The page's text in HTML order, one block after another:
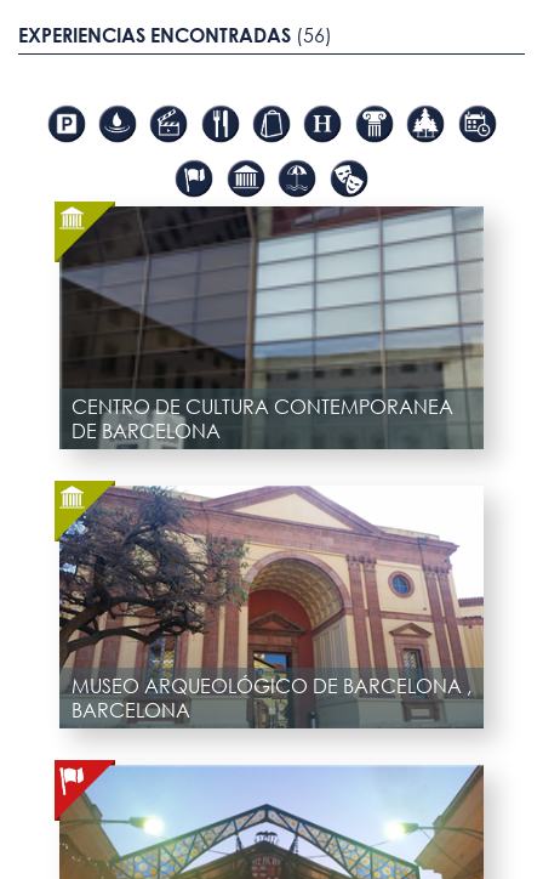
EXPERIENCIAS ENCONTRADAS (56)
CENTRO DE CULTURA CONTEMPORANEA
DE BARCELONA
MUSEO ARQUEOLÓGICO DE BARCELONA ,
BARCELONA